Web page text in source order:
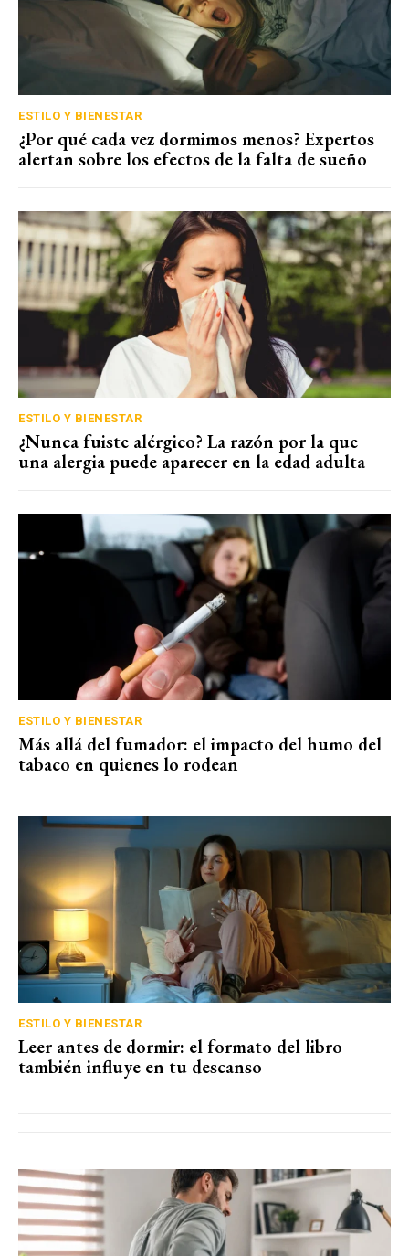
ESTILO Y BIENESTAR
¿Por qué cada vez dormimos menos? Expertos
alertan sobre los efectos de la falta de sueño
ESTILO Y BIENESTAR
¿Nunca fuiste alérgico? La razón por la que
una alergia puede aparecer en la edad adulta
ESTILO Y BIENESTAR
Más allá del fumador: el impacto del humo del
tabaco en quienes lo rodean
ESTILO Y BIENESTAR
Leer antes de dormir: el formato del libro
también influye en tu descanso